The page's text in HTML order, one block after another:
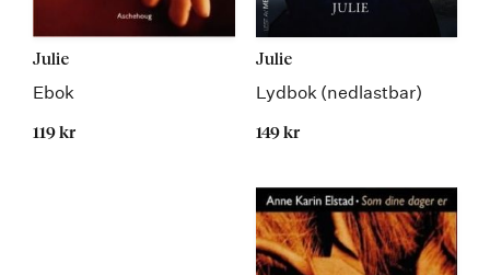
Julie
Ebok
119 kr
Julie
Lydbok (nedlastbar)
149 kr